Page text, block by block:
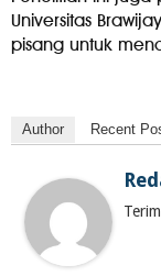
Universitas
pisang untuk
Author Recent